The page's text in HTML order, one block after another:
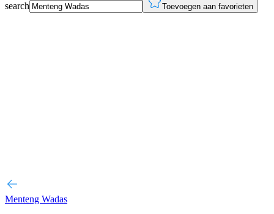
search Toevoegen aan favorieten
Menteng Wadas